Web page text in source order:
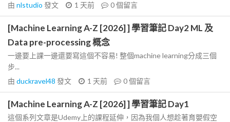
由 nlstudio 發文 1 天前 0個留言
[Machine Learning A-Z [2026] ] 學習筆記 Day2 ML 及
Data pre-processing 概念
一邊要上課一邊還要寫這個不容易! 整個machine learning分成三個
步...
由 duckravel48 發文 1 天前 0個留言
[Machine Learning A-Z [2026] ] 學習筆記 Day1
這個系列文章是Udemy上的課程延伸，因為我個人想趁著育嬰假空